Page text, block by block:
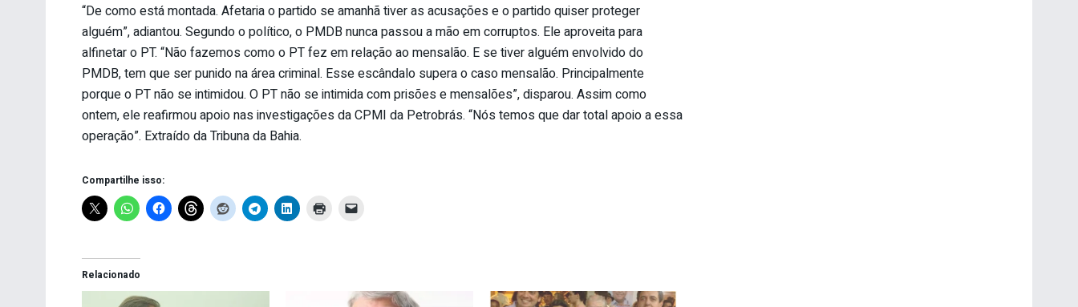
“De como está montada. Afetaria o partido se amanhã tiver as acusações e o partido quiser proteger
alguém”, adiantou. Segundo o político, o PMDB nunca passou a mão em corruptos. Ele aproveita para
alfinetar o PT. “Não fazemos como o PT fez em relação ao mensalão. E se tiver alguém envolvido do
PMDB, tem que ser punido na área criminal. Esse escândalo supera o caso mensalão. Principalmente
porque o PT não se intimidou. O PT não se intimida com prisões e mensalões”, disparou. Assim como
ontem, ele reafirmou apoio nas investigações da CPMI da Petrobrás. “Nós temos que dar total apoio a essa
operação”. Extraído da Tribuna da Bahia.
Compartilhe isso:
Relacionado